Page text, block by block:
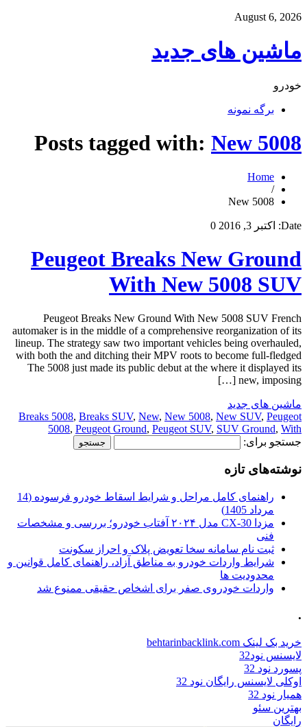
August 6, 2026
ماشین های جدید
خودرو
برگه نمونه
Posts tagged with: New 5008
Home
/
New 5008
Date: اکتبر 3, 2016 0
Peugeot Breaks New Ground
With New 5008 SUV
Peugeot Breaks New Ground With New 5008 SUV French
automaker is in the middle of a comprehensive reorganization of its
lineup. The strategy saw two important vehicles being overhauled,
with both the and ditching their MPV roots to become full-fledged
The 5008 just made its public debut at the where it displayed its
new, imposing […]
ماشین های جدید
Breaks 5008, Breaks SUV, New, New 5008, New SUV, Peugeot
5008, Peugeot Ground, Peugeot SUV, SUV Ground, With
جستجو برای:
نوشته‌های تازه
راهنمای کامل مراحل و شرایط اسقاط خودرو فرسوده (14
مرداد 1405)
مزدا CX-30 مدل ۲۰۲۴ آفتاب خودرو؛ بررسی و مشخصات
فنی
ثبت نام سامانه سخا تعویض پلاک و احراز سکونت
شرایط واردات خودرو به مناطق آزاد، راهنمای کامل قوانین و
محدودیت ها
واردات خودروی صفر برای اشخاص حقیقی ممنوع شد
.
خرید بک لینک behtarinbacklink.com
لایسنس نود32
پسورد نود 32
اوکلی لایسنس رایگان نود 32
همیار نود 32
بهترین سئو
رایگان